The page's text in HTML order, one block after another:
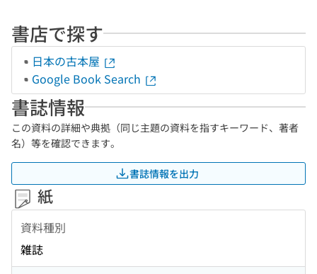
書店で探す
日本の古本屋
Google Book Search
書誌情報
この資料の詳細や典拠（同じ主題の資料を指すキーワード、著者
名）等を確認できます。
書誌情報を出力
紙
資料種別
雑誌